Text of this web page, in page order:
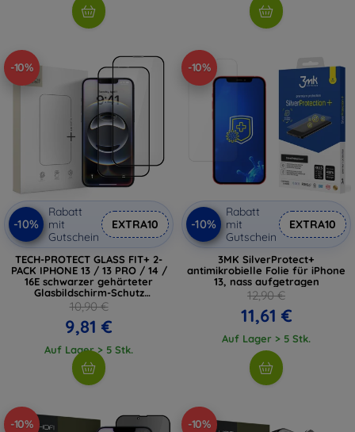
-10%
-10%
Rabatt
mit
Gutschein
EXTRA10
TECH-PROTECT GLASS FIT+ 2-
PACK IPHONE 13 / 13 PRO / 14 /
16E schwarzer gehärteter
Glasbildschirm-Schutz
(5906302360123)
10,90 €
9,81 €
Auf Lager > 5 Stk.
-10%
-10%
Rabatt
mit
Gutschein
EXTRA10
3MK SilverProtect+
antimikrobielle Folie für iPhone
13, nass aufgetragen
12,90 €
11,61 €
Auf Lager > 5 Stk.
-10% -10%